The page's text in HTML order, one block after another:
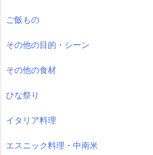
ご飯もの
その他の目的・シーン
その他の食材
ひな祭り
イタリア料理
エスニック料理・中南米